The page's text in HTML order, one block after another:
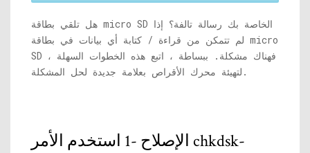
هل تلقي بطاقة micro SD الخاصة بك رسالة تالفة؟ إذا
لم تتمكن من قراءة / كتابة أي بيانات في بطاقة micro
SD ، فهناك مشكلة. ببساطة ، اتبع هذه الخطوات السهلة
لتهيئة محرك الأقراص بعلامة جديدة لحل المشكلة.
الإصلاح -1 استخدم الأمر chkdsk-